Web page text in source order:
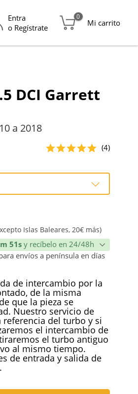
Entra
o Regístrate
0
Mi carrito
DCI Garrett
a 2018
(4)
Islas Baleares, 20€ más)
51sy recíbelo en 24/48h
envíos a península en días
de intercambio por la
de la misma
que la pieza se
Nuestro servicio de
del turbo y si
el intercambio de
el turbo antiguo
al mismo tiempo.
de entrada y salida de